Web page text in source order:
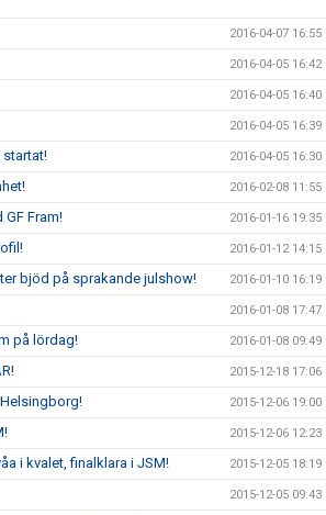
2016-04-07 16:55
2016-04-05 16:42
2016-04-05 16:40
2016-04-05 16:39
startat! 2016-04-05 16:30
2016-02-08 11:55
Fram! 2016-01-16 19:35
2016-01-12 14:15
bjöd på sprakande julshow! 2016-01-10 16:19
2016-01-08 17:47
på lördag! 2016-01-08 09:49
2015-12-18 17:06
2015-12-06 19:00
2015-12-06 12:23
i kvalet, finalklara i JSM! 2015-12-05 18:19
2015-12-05 09:43